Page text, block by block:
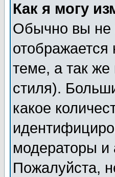
Как я могу
Обычно вы не
теме, а так
стиля).
какое
модераторы и
Пожалуйста,